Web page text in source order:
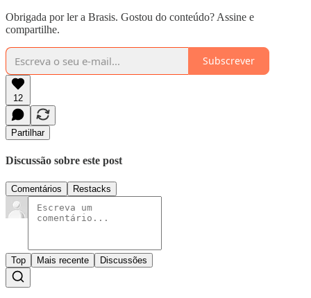
Obrigada por ler a Brasis. Gostou do conteúdo? Assine e
compartilhe.
Subscrever
12
Partilhar
Discussão sobre este post
Comentários Restacks
Top Mais recente Discussões